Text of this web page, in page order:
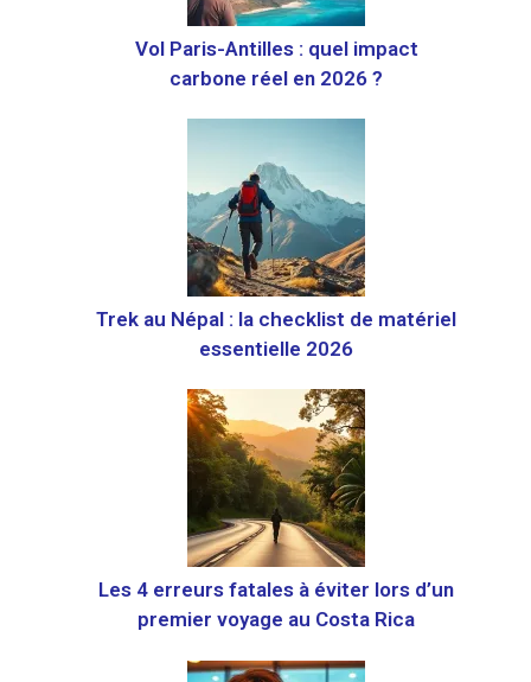
Vol Paris-Antilles : quel impact
carbone réel en 2026 ?
Trek au Népal : la checklist de matériel
essentielle 2026
Les 4 erreurs fatales à éviter lors d’un
premier voyage au Costa Rica